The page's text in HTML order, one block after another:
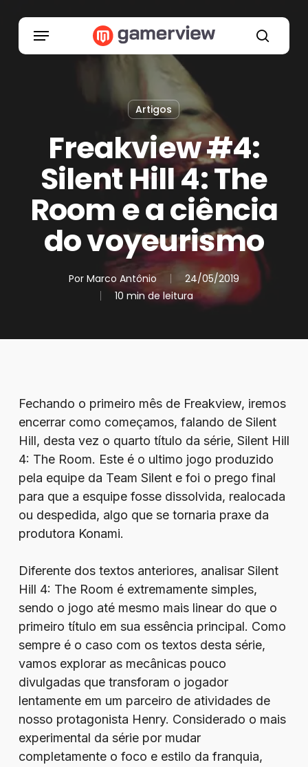
search
Menu
Artigos
Freakview #4:
Silent Hill 4: The
Room e a ciência
do voyeurismo
Por Marco Antônio
24/05/2019
10 min de leitura
Fechando o primeiro mês de Freakview, iremos
encerrar como começamos, falando de Silent
Hill, desta vez o quarto título da série, Silent Hill
4: The Room. Este é o ultimo jogo produzido
pela equipe da Team Silent e foi o prego final
para que a esquipe fosse dissolvida, realocada
ou despedida, algo que se tornaria praxe da
produtora Konami.
Diferente dos textos anteriores, analisar Silent
Hill 4: The Room é extremamente simples,
sendo o jogo até mesmo mais linear do que o
primeiro título em sua essência principal. Como
sempre é o caso com os textos desta série,
vamos explorar as mecânicas pouco
divulgadas que transforam o jogador
lentamente em um parceiro de atividades de
nosso protagonista Henry. Considerado o mais
experimental da série por mudar
completamente o foco e estilo da franquia,